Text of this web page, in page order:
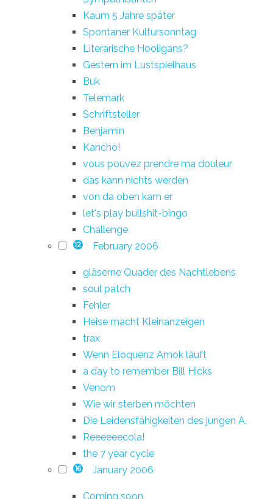
Kaum 5 Jahre später
Spontaner Kultursonntag
Literarische Hooligans?
Gestern im Lustspielhaus
Buk
Telemark
Schriftsteller
Benjamin
Kancho!
vous pouvez prendre ma douleur
das kann nichts werden
von da oben kam er
let's play bullshit-bingo
Challenge
12 February 2006
gläserne Quader des Nachtlebens
soul patch
Fehler
Heise macht Kleinanzeigen
trax
Wenn Eloquenz Amok läuft
a day to remember Bill Hicks
Venom
Wie wir sterben möchten
Die Leidensfähigkeiten des jungen A.
Reeeeeecola!
the 7 year cycle
16 January 2006
Coming soon